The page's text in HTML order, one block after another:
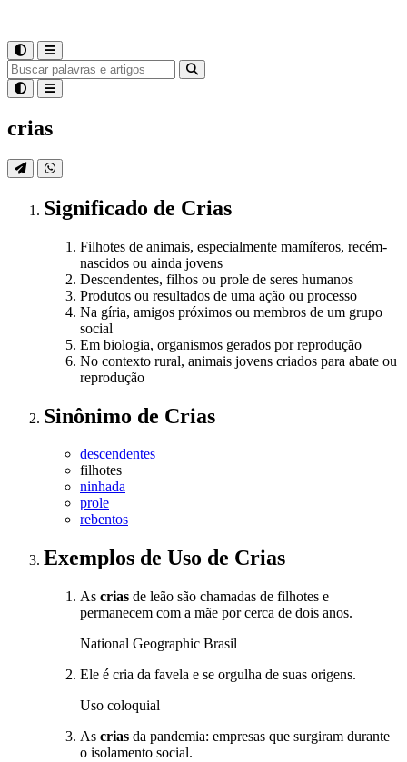
crias
Significado de Crias
Filhotes de animais, especialmente mamíferos, recém-
nascidos ou ainda jovens
Descendentes, filhos ou prole de seres humanos
Produtos ou resultados de uma ação ou processo
Na gíria, amigos próximos ou membros de um grupo
social
Em biologia, organismos gerados por reprodução
No contexto rural, animais jovens criados para abate ou
reprodução
Sinônimo de Crias
descendentes
filhotes
ninhada
prole
rebentos
Exemplos de Uso de Crias
As crias de leão são chamadas de filhotes e
permanecem com a mãe por cerca de dois anos.
National Geographic Brasil
Ele é cria da favela e se orgulha de suas origens.
Uso coloquial
As crias da pandemia: empresas que surgiram durante
o isolamento social.